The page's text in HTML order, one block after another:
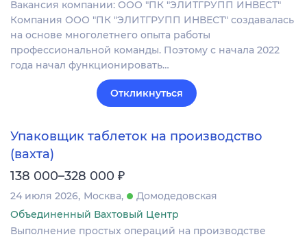
Вакансия компании: ООО "ПК "ЭЛИТГРУПП ИНВЕСТ"
Компания ООО "ПК "ЭЛИТГРУПП ИНВЕСТ" создавалась
на основе многолетнего опыта работы
профессиональной команды. Поэтому с начала 2022
года начал функционировать…
Откликнуться
Упаковщик таблеток на производство
(вахта)
138 000–328 000 ₽
24 июля 2026 Москва
Домодедовская
Объединенный Вахтовый Центр
Выполнение простых операций на производстве